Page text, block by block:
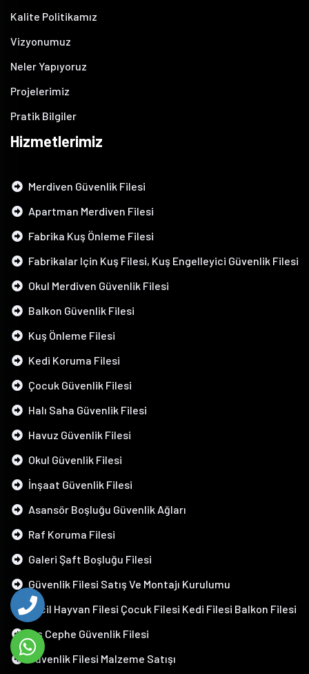
Kalite Politikamız
Vizyonumuz
Neler Yapıyoruz
Projelerimiz
Pratik Bilgiler
Hizmetlerimiz
Merdiven Güvenlik Filesi
Apartman Merdiven Filesi
Fabrika Kuş Önleme Filesi
Fabrikalar Için Kuş Filesi, Kuş Engelleyici Güvenlik Filesi
Okul Merdiven Güvenlik Filesi
Balkon Güvenlik Filesi
Kuş Önleme Filesi
Kedi Koruma Filesi
Çocuk Güvenlik Filesi
Halı Saha Güvenlik Filesi
Havuz Güvenlik Filesi
Okul Güvenlik Filesi
İnşaat Güvenlik Filesi
Asansör Boşluğu Güvenlik Ağları
Raf Koruma Filesi
Galeri Şaft Boşluğu Filesi
Güvenlik Filesi Satış Ve Montajı Kurulumu
Evcil Hayvan Filesi Çocuk Filesi Kedi Filesi Balkon Filesi
Dış Cephe Güvenlik Filesi
Güvenlik Filesi Malzeme Satışı